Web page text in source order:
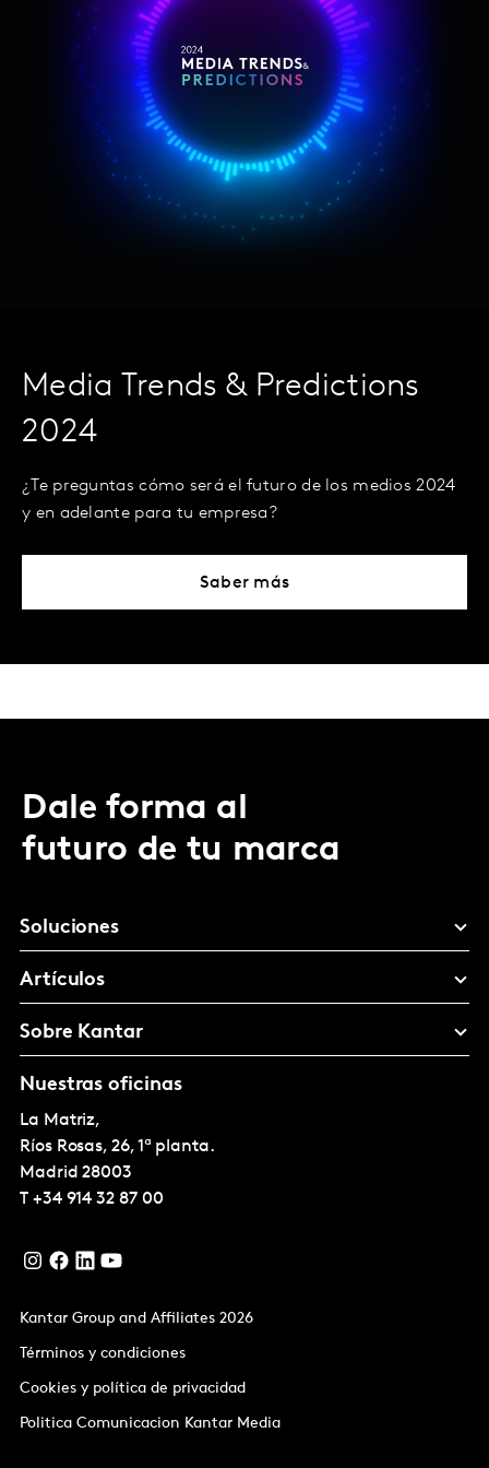
Media Trends & Predictions
2024
¿Te preguntas cómo será el futuro de los medios 2024
y en adelante para tu empresa?
Saber más
Dale forma al
futuro de tu marca
Soluciones
Artículos
Sobre Kantar
Nuestras oficinas
La Matriz,
Ríos Rosas, 26, 1ª planta.
Madrid 28003
T +34 914 32 87 00
Kantar Group and Affiliates 2026
Términos y condiciones
Cookies y política de privacidad
Politica Comunicacion Kantar Media